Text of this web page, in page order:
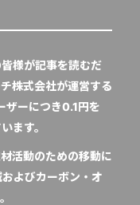
様が記事を読むだ
株式会社が運営する
ザーにつき0.1円を
ます。
活動のための移動に
よびカーボン・オ